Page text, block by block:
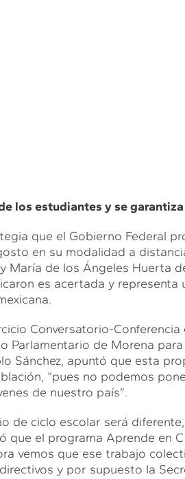
los estudiantes y se
que el Gobierno Federal
en su modalidad a
María de los Ángeles Huerta
es acertada y
Conversatorio-
Parlamentario de Morena
Sánchez, apuntó que esta
“pues no podemos
de nuestro país”.
de ciclo escolar será
que el programa Aprende en
vemos que ese trabajo
y por supuesto la